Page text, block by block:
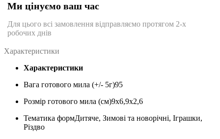
Ми цінуємо ваш час
Для цього всі замовлення відправляємо протягом 2-х
робочих днів
Характеристики
Характеристики
Вага готового мила (+/- 5г)95
Розмір готового мила (см)9х6,9х2,6
Тематика формДитяче, Зимові та новорічні, Іграшки,
Різдво